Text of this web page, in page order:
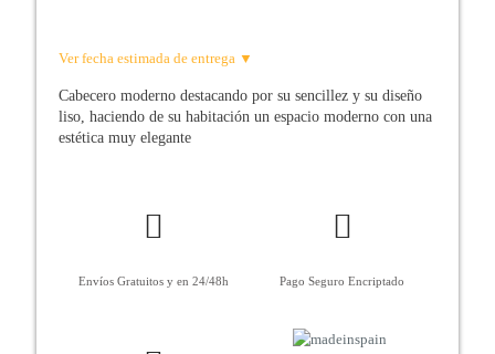
Ver fecha estimada de entrega ▼
Cabecero moderno destacando por su sencillez y su diseño
liso, haciendo de su habitación un espacio moderno con una
estética muy elegante
Envíos Gratuitos y en 24/48h Pago Seguro Encriptado